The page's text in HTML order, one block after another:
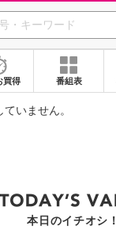
SHOP
買得 番組表
いません。
本日のイチオシ！